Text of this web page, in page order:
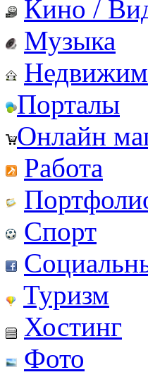
Кино /
Музыка
Порталы
Онлайн
Работа
Спорт
Туризм
Хостинг
Фото